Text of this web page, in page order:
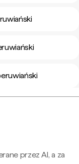
przez AI, a za